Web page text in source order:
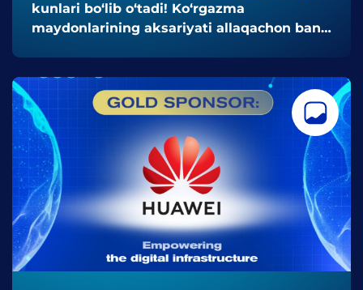
kunlari bo‘lib o‘tadi! Ko‘rgazma
maydonlarining aksariyati allaqachon band